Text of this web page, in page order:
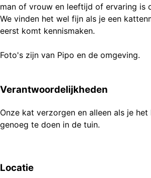
man of vrouw en leeftijd of ervaring is
We vinden het wel fijn als je een
eerst komt kennismaken.
Foto's zijn van Pipo en de omgeving.
Verantwoordelijkheden
Onze kat verzorgen en alleen als je
genoeg te doen in de tuin.
Locatie